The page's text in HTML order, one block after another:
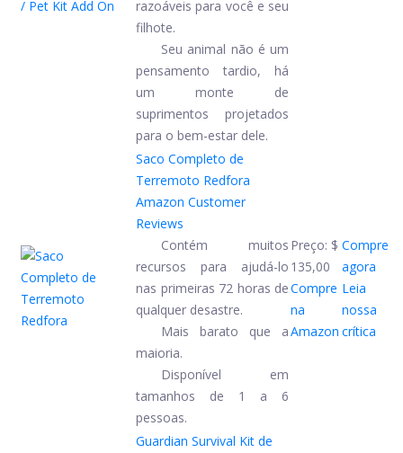
razoáveis ​​para você e seu
filhote.
Seu animal não é um
pensamento tardio, há
um monte de
suprimentos projetados
para o bem-estar dele.
Saco Completo de
Terremoto Redfora
Amazon Customer
Reviews
Contém muitos
recursos para ajudá-lo
nas primeiras 72 horas de
qualquer desastre.
Mais barato que a
maioria.
Disponível em
tamanhos de 1 a 6
pessoas.
Preço: $
135,00
Compre
na
Amazon
Compre
agora
Leia
nossa
crítica
Guardian Survival Kit de